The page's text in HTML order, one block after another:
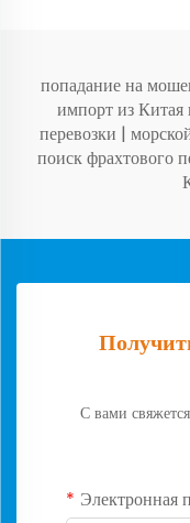
попадание на
импорт из
перевозки |
поиск фрахтового
С вами
Электронная